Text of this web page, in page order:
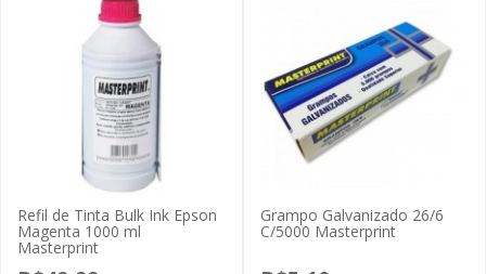
Refil de Tinta Bulk Ink Epson
Magenta 1000 ml
Masterprint
Grampo Galvanizado 26/6
C/5000 Masterprint